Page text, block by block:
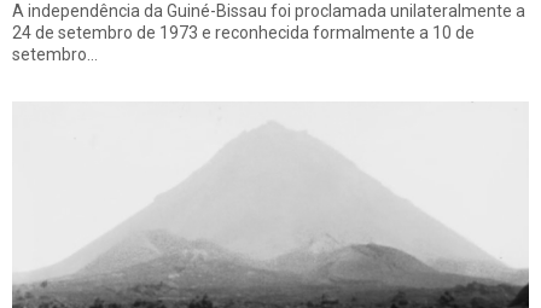
A independência da Guiné-Bissau foi proclamada unilateralmente a
24 de setembro de 1973 e reconhecida formalmente a 10 de
setembro…